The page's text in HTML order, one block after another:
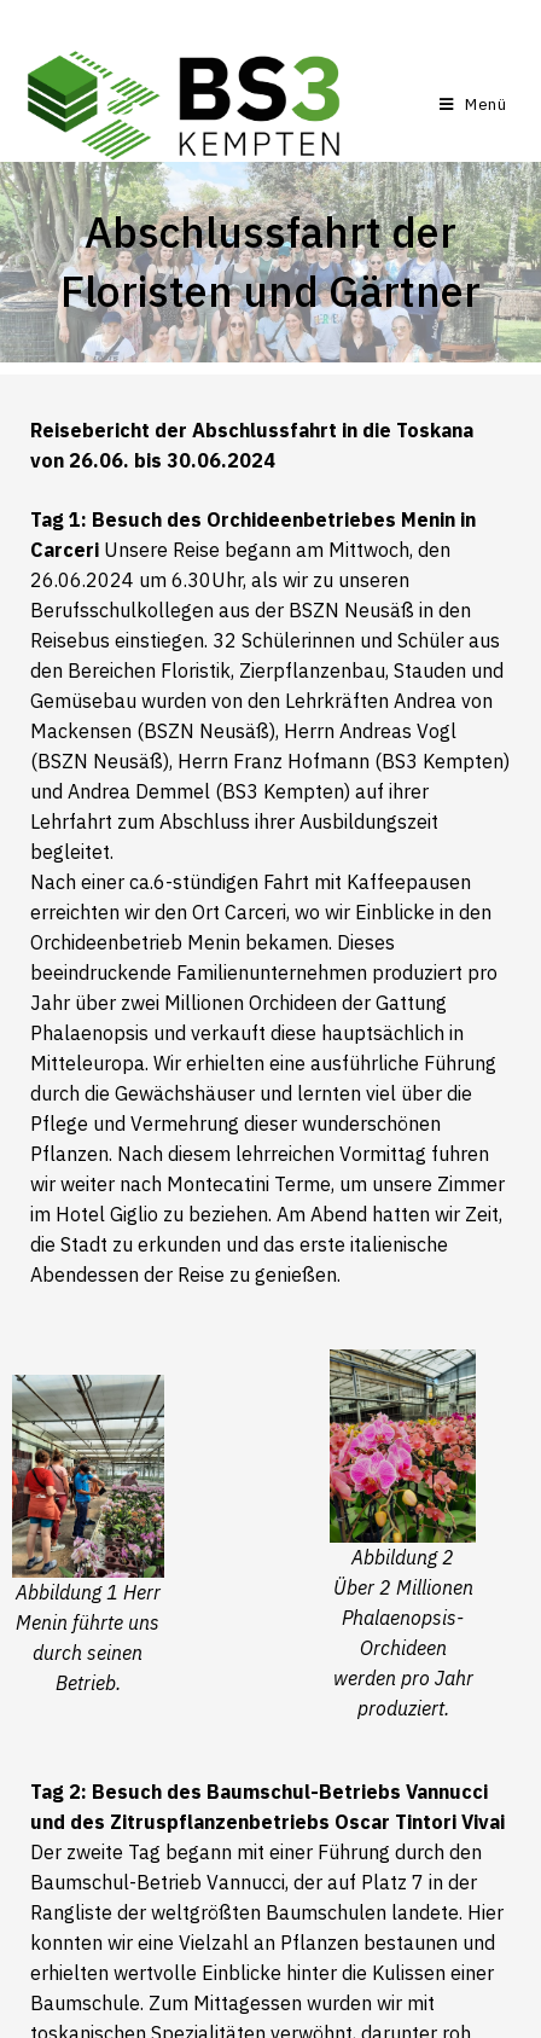
Menü
Abschlussfahrt der
Floristen und Gärtner
Reisebericht der Abschlussfahrt in die Toskana
von 26.06. bis 30.06.2024
Tag 1: Besuch des Orchideenbetriebes Menin in
Carceri Unsere Reise begann am Mittwoch, den
26.06.2024 um 6.30Uhr, als wir zu unseren
Berufsschulkollegen aus der BSZN Neusäß in den
Reisebus einstiegen. 32 Schülerinnen und Schüler aus
den Bereichen Floristik, Zierpflanzenbau, Stauden und
Gemüsebau wurden von den Lehrkräften Andrea von
Mackensen (BSZN Neusäß), Herrn Andreas Vogl
(BSZN Neusäß), Herrn Franz Hofmann (BS3 Kempten)
und Andrea Demmel (BS3 Kempten) auf ihrer
Lehrfahrt zum Abschluss ihrer Ausbildungszeit
begleitet.
Nach einer ca.6-stündigen Fahrt mit Kaffeepausen
erreichten wir den Ort Carceri, wo wir Einblicke in den
Orchideenbetrieb Menin bekamen. Dieses
beeindruckende Familienunternehmen produziert pro
Jahr über zwei Millionen Orchideen der Gattung
Phalaenopsis und verkauft diese hauptsächlich in
Mitteleuropa. Wir erhielten eine ausführliche Führung
durch die Gewächshäuser und lernten viel über die
Pflege und Vermehrung dieser wunderschönen
Pflanzen. Nach diesem lehrreichen Vormittag fuhren
wir weiter nach Montecatini Terme, um unsere Zimmer
im Hotel Giglio zu beziehen. Am Abend hatten wir Zeit,
die Stadt zu erkunden und das erste italienische
Abendessen der Reise zu genießen.
Abbildung 1 Herr
Menin führte uns
durch seinen
Betrieb.
Abbildung 2
Über 2 Millionen
Phalaenopsis-
Orchideen
werden pro Jahr
produziert.
Tag 2: Besuch des Baumschul-Betriebs Vannucci
und des Zitruspflanzenbetriebs Oscar Tintori Vivai
Der zweite Tag begann mit einer Führung durch den
Baumschul-Betrieb Vannucci, der auf Platz 7 in der
Rangliste der weltgrößten Baumschulen landete. Hier
konnten wir eine Vielzahl an Pflanzen bestaunen und
erhielten wertvolle Einblicke hinter die Kulissen einer
Baumschule. Zum Mittagessen wurden wir mit